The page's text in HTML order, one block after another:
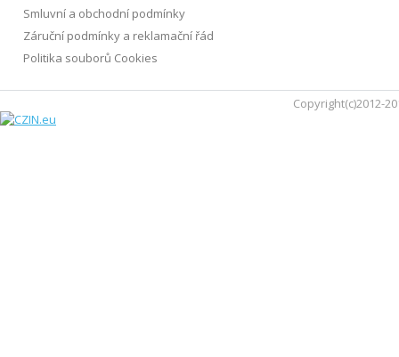
Smluvní a obchodní podmínky
Záruční podmínky a reklamační řád
Politika souborů Cookies
Copyright(c)2012-